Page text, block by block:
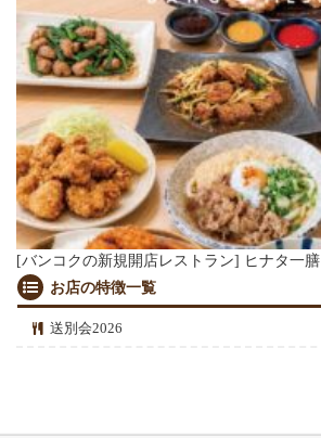
[バンコクの新規開店レストラン] ヒナタ一膳
お店の特徴一覧
送別会2026